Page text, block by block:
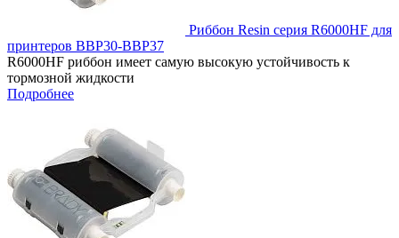
Риббон Resin серия R6000HF для
принтеров ВВР30-ВВР37
R6000HF риббон имеет самую высокую устойчивость к
тормозной жидкости
Подробнее